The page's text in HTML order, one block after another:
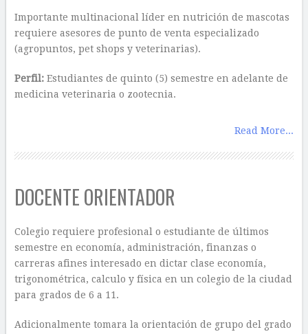
Importante multinacional líder en nutrición de mascotas
requiere asesores de punto de venta especializado
(agropuntos, pet shops y veterinarias).
Perfil: Estudiantes de quinto (5) semestre en adelante de
medicina veterinaria o zootecnia.
Read More...
DOCENTE ORIENTADOR
Colegio requiere profesional o estudiante de últimos
semestre en economía, administración, finanzas o
carreras afines interesado en dictar clase economía,
trigonométrica, calculo y física en un colegio de la ciudad
para grados de 6 a 11.
Adicionalmente tomara la orientación de grupo del grado